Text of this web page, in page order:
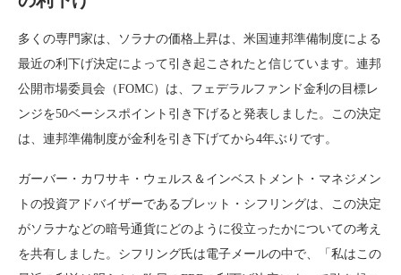
多くの専門家は、ソラナの価格上昇は、米国連邦準備制度による
最近の利下げ決定によって引き起こされたと信じています。連邦
公開市場委員会（FOMC）は、フェデラルファンド金利の目標レ
ンジを50ベーシスポイント引き下げると発表しました。この決定
は、連邦準備制度が金利を引き下げてから4年ぶりです。
ガーバー・カワサキ・ウェルス＆インベストメント・マネジメン
トの投資アドバイザーであるブレット・シフリングは、この決定
がソラナなどの暗号通貨にどのように役立ったかについての考え
を共有しました。シフリング氏は電子メールの中で、「私はこの